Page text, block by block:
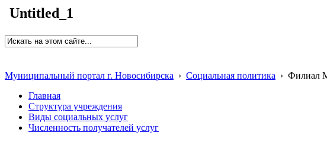
Untitled_1
Муниципальный портал г. Новосибирска › Социальная политика › Филиал
Главная
Структура учреждения
Виды социальных услуг
Численность получателей услуг